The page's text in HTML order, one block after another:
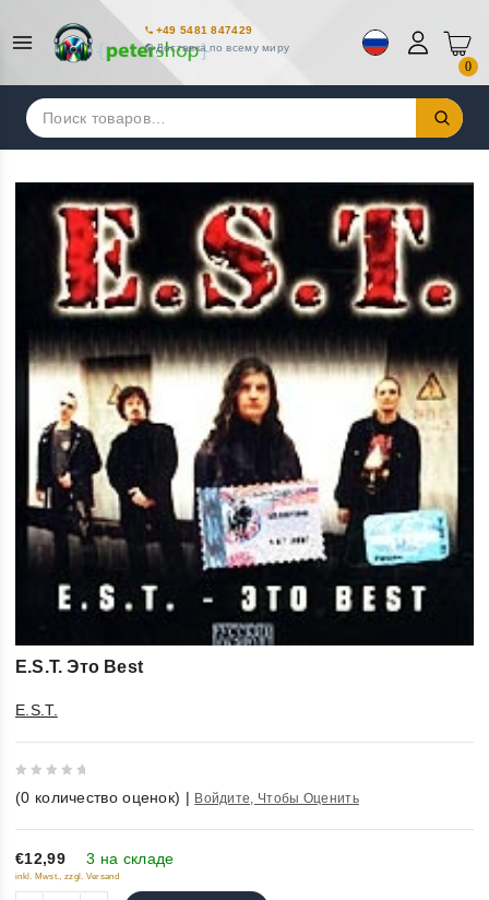
+49 5481 847429
Доставка по всему миру
0
Искать:
E.S.T. Это Best
E.S.T.
out
of
5
(0 количество оценок) | Войдите, Чтобы Оценить
€12,99 3 на складе
inkl. Mwst., zzgl. Versand